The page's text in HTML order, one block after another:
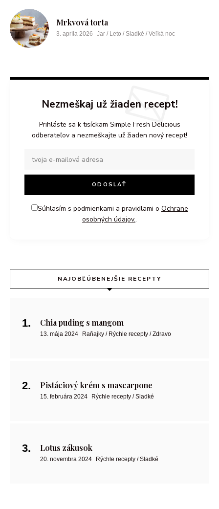
Mrkvová torta
3. apríla 2026 Jar / Leto / Sladké / Veľká noc
Nezmeškaj už žiaden recept!
Prihláste sa k tisíckam Simple Fresh Delicious
odberateľov a nezmeškajte už žiaden nový recept!
Súhlasím s podmienkami a pravidlami o Ochrane
osobných údajov..
NAJOBĽÚBENEJŠIE RECEPTY
Chia puding s mangom
13. mája 2024 Raňajky / Rýchle recepty / Zdravo
Pistáciový krém s mascarpone
15. februára 2024 Rýchle recepty / Sladké
Lotus zákusok
20. novembra 2024 Rýchle recepty / Sladké